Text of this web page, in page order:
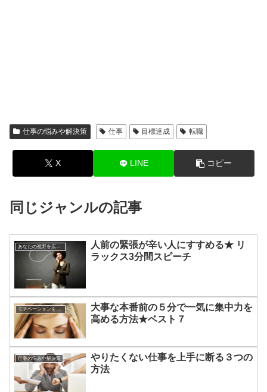
仕事の悩みや解決策 仕事 目標達成 転職
X LINE コピー
同じジャンルの記事
人前の緊張が辛い人にすすめる★ リ
ラックス3分間スピーチ
モチベーションを上げる方法
大事な本番前の５分で一気に集中力を
高める方法★ベスト７
仕事の悩みや解決策
やりたくない仕事を上手に断る３つの
方法